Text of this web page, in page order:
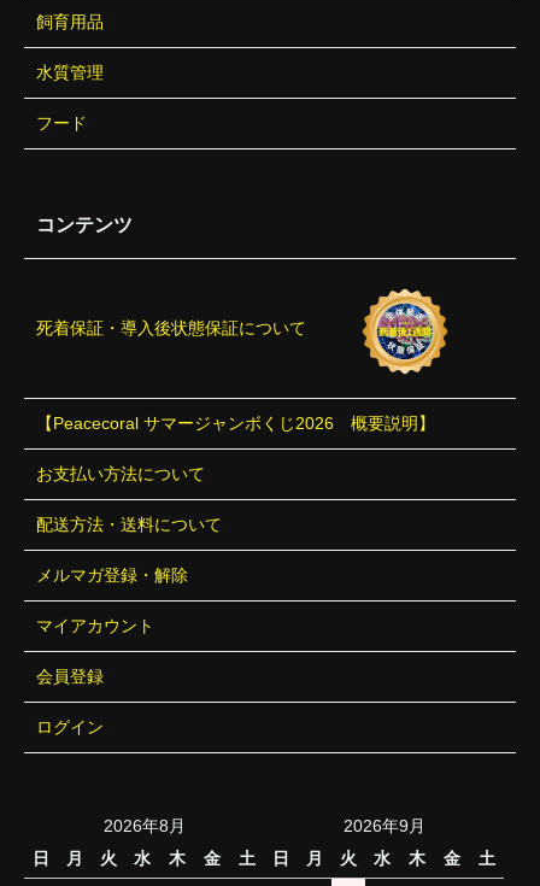
飼育用品
水質管理
フード
コンテンツ
死着保証・導入後状態保証について
【Peacecoral サマージャンボくじ2026 概要説明】
お支払い方法について
配送方法・送料について
メルマガ登録・解除
マイアカウント
会員登録
ログイン
2026年8月
日
月 火 水 木 金 土
2026年9月
日
月 火 水 木 金 土